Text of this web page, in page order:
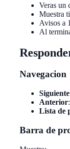
Veras un
Muestra
Avisos a
Al
Navegacion
Siguiente
Anterior
Lista de
Barra de